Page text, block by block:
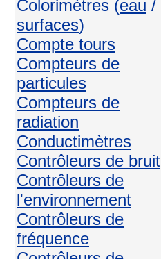
Colorimètres (eau /
surfaces)
Compte tours
Compteurs de
particules
Compteurs de
radiation
Conductimètres
Contrôleurs de bruit
Contrôleurs de
l'environnement
Contrôleurs de
fréquence